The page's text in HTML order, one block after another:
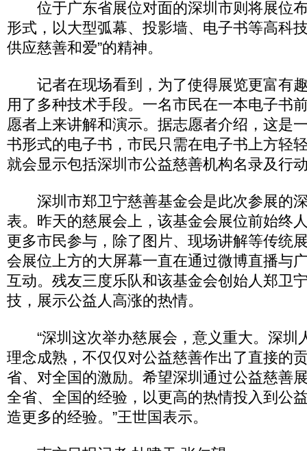
位于广东省展位对面的深圳市则将展位
形式，以大型弧幕、投影墙、电子书等高科
供应慈善和爱”的精神。
记者在现场看到，为了使得展览更富有
用了多种技术手段。一名市民在一本电子书
愿者上来讲解和演示。据志愿者介绍，这是
书形式的电子书，市民只需在电子书上方轻
就会显示包括深圳市公益慈善机构名录及行
深圳市郑卫宁慈善基金会是此次参展的
表。昨天的慈展会上，该基金会展位前始终
更多市民参与，除了图片、现场讲解等传统
会展位上方的大屏幕一直在通过微博直播与
互动。残友三度乐队和该基金会创始人郑卫
技，展示公益人高涨的热情。
“深圳这次举办慈展会，意义重大。深圳
理念成熟，不仅仅对公益慈善作出了直接的
省、对全国的激励。希望深圳通过公益慈善
全省、全国的经验，以更高的热情投入到公
造更多的经验。”王世国表示。